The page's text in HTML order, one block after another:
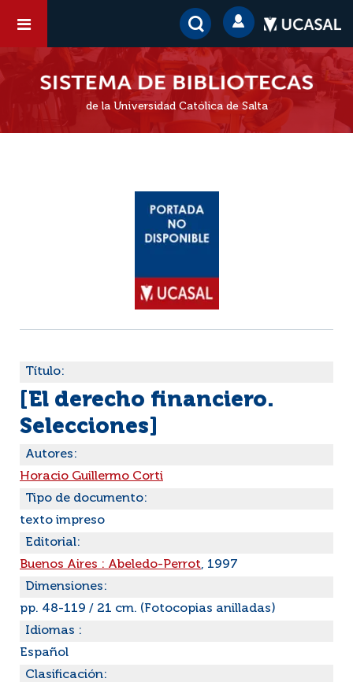
de la Universidad Católica de Salta
Título:
[El derecho financiero.
Selecciones]
Autores:
Horacio Guillermo Corti
Tipo de documento:
texto impreso
Editorial:
Buenos Aires : Abeledo-Perrot, 1997
Dimensiones:
pp. 48-119 / 21 cm. (Fotocopias anilladas)
Idiomas :
Español
Clasificación: